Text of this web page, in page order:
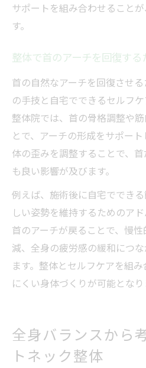
サポートを組み合わせること
す。
整体で首のアーチを回復する
首の自然なアーチを回復させ
の手技と自宅でできるセルフケ
整体院では、首の骨格調整や
とで、アーチの形成をサポー
体の歪みを調整することで、
も良い影響が及びます。
例えば、施術後に自宅ででき
しい姿勢を維持するためのア
首のアーチが戻ることで、慢
減、全身の疲労感の緩和につ
ます。整体とセルフケアを組
にくい身体づくりが可能となり
全身バランスから
トネック整体